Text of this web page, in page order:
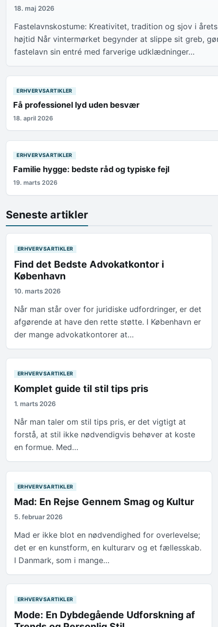
18. maj 2026
Fastelavnskostume: Kreativitet, tradition og sjov i årets
højtid Når vintermørket begynder at slippe sit greb,
fastelavn sin entré med farverige udklædninger…
ERHVERVSARTIKLER
Få professionel lyd uden besvær
18. april 2026
ERHVERVSARTIKLER
Familie hygge: bedste råd og typiske fejl
19. marts 2026
Seneste artikler
ERHVERVSARTIKLER
Find det Bedste Advokatkontor i
København
10. marts 2026
Når man står over for juridiske udfordringer, er det
afgørende at have den rette støtte. I København er
der mange advokatkontorer at…
ERHVERVSARTIKLER
Komplet guide til stil tips pris
1. marts 2026
Når man taler om stil tips pris, er det vigtigt at
forstå, at stil ikke nødvendigvis behøver at koste
en formue. Med…
ERHVERVSARTIKLER
Mad: En Rejse Gennem Smag og Kultur
5. februar 2026
Mad er ikke blot en nødvendighed for overlevelse;
det er en kunstform, en kulturarv og et fællesskab.
I Danmark, som i mange…
ERHVERVSARTIKLER
Mode: En Dybdegående Udforskning af